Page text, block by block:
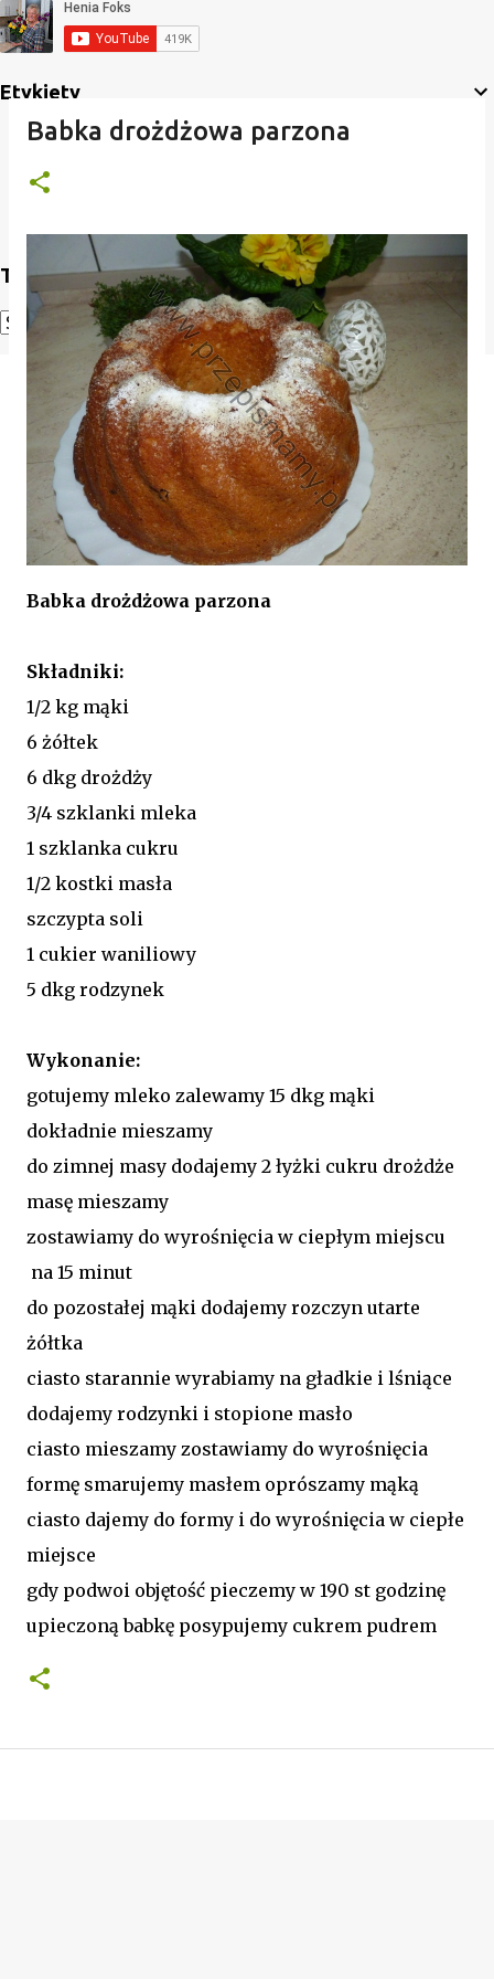
Etykiety
Translate
Powered by Translate
Babka drożdżowa parzona
Babka drożdżowa parzona
Składniki:
1/2 kg mąki
6 żółtek
6 dkg drożdży
3/4 szklanki mleka
1 szklanka cukru
1/2 kostki masła
szczypta soli
1 cukier waniliowy
5 dkg rodzynek
Wykonanie:
gotujemy mleko zalewamy 15 dkg mąki
dokładnie mieszamy
do zimnej masy dodajemy 2 łyżki cukru drożdże
masę mieszamy
zostawiamy do wyrośnięcia w ciepłym miejscu
na 15 minut
do pozostałej mąki dodajemy rozczyn utarte
żółtka
ciasto starannie wyrabiamy na gładkie i lśniące
dodajemy rodzynki i stopione masło
ciasto mieszamy zostawiamy do wyrośnięcia
formę smarujemy masłem oprószamy mąką
ciasto dajemy do formy i do wyrośnięcia w ciepłe
miejsce
gdy podwoi objętość pieczemy w 190 st godzinę
upieczoną babkę posypujemy cukrem pudrem